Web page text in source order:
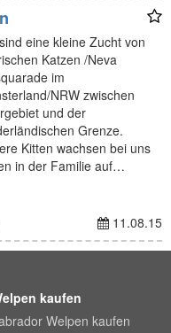
eine kleine Zucht von
Katzen /Neva
im
NRW zwischen
und der
Grenze.
Kitten wachsen bei uns
in der Familie auf…
11.08.15
kaufen
Welpen kaufen